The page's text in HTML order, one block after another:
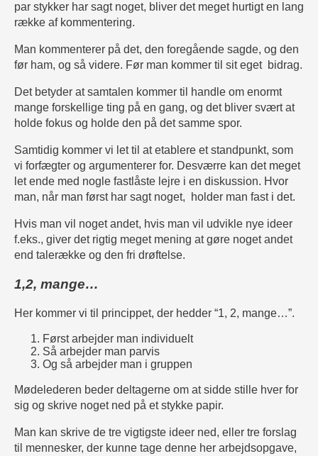
par stykker har sagt noget, bliver det meget hurtigt en lang
række af kommentering.
Man kommenterer på det, den foregående sagde, og den
før ham, og så videre. Før man kommer til sit eget bidrag.
Det betyder at samtalen kommer til handle om enormt
mange forskellige ting på en gang, og det bliver svært at
holde fokus og holde den på det samme spor.
Samtidig kommer vi let til at etablere et standpunkt, som
vi forfægter og argumenterer for. Desværre kan det meget
let ende med nogle fastlåste lejre i en diskussion. Hvor
man, når man først har sagt noget, holder man fast i det.
Hvis man vil noget andet, hvis man vil udvikle nye ideer
f.eks., giver det rigtig meget mening at gøre noget andet
end talerække og den fri drøftelse.
1,2, mange…
Her kommer vi til princippet, der hedder “1, 2, mange…”.
Først arbejder man individuelt
Så arbejder man parvis
Og så arbejder man i gruppen
Mødelederen beder deltagerne om at sidde stille hver for
sig og skrive noget ned på et stykke papir.
Man kan skrive de tre vigtigste ideer ned, eller tre forslag
til mennesker, der kunne tage denne her arbejdsopgave,